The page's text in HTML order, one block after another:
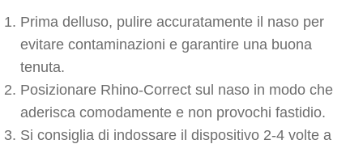
Prima delluso, pulire accuratamente il naso per
evitare contaminazioni e garantire una buona
tenuta.
Posizionare Rhino-Correct sul naso in modo che
aderisca comodamente e non provochi fastidio.
Si consiglia di indossare il dispositivo 2-4 volte a